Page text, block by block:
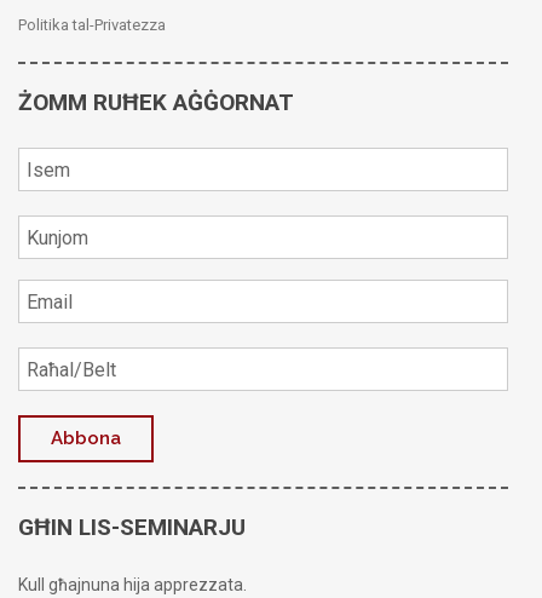
Politika tal-Privatezza
ŻOMM RUĦEK AĠĠORNAT
GĦIN LIS-SEMINARJU
Kull għajnuna hija apprezzata.